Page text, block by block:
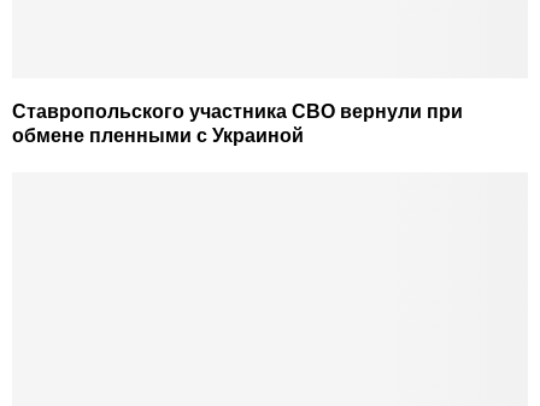
Ставропольского участника СВО вернули при
обмене пленными с Украиной